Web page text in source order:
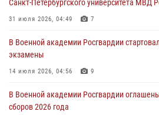
Санкт-Петербургского университета МВД
31 июля 2026, 04:49 7
В Военной академии Росгвардии
экзамены
14 июля 2026, 04:56 9
В Военной академии Росгвардии
сборов 2026 года